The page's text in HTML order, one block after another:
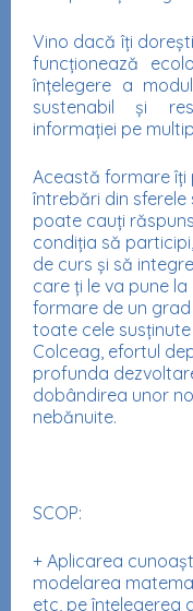
Vino dacă îți
funcționează
înțelegere a
sustenabil și
informației pe
Această formare îți
întrebări din
poate cauți
condiția să
de curs și să
care ți le va pune
formare de un
toate cele
Colceag, efortul
profunda
dobândirea unor
nebănuite.
SCOP:
+ Aplicarea
modelarea
etc, pe înțelegerea